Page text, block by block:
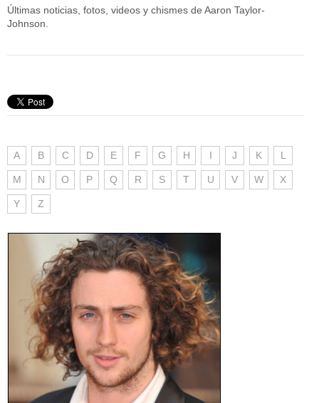
Últimas noticias, fotos, videos y chismes de Aaron Taylor-
Johnson.
A B C D E F G H I J K L
M N O P Q R S T U V W X
Y Z